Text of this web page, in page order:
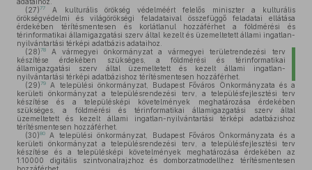
(27)77
A kulturális örökség védelméért felelős miniszter a kulturális
örökségvédelmi és világörökségi feladataival összefüggő feladatai ellátása
érdekében térítésmentesen és korlátlanul hozzáférhet a földmérési és
térinformatikai államigazgatási szerv által kezelt és üzemeltetett állami ingatlan-
nyilvántartási térképi adatbázis adataihoz.
(28)78
A vármegyei önkormányzat a vármegyei területrendezési terv
készítése érdekében szükséges, a földmérési és térinformatikai
államigazgatási szerv által üzemeltetett és kezelt állami ingatlan-
nyilvántartási térképi adatbázishoz térítésmentesen hozzáférhet.
(29)79
A települési önkormányzat, Budapest Főváros Önkormányzata és a
kerületi önkormányzat a településrendezési terv, a településfejlesztési terv
készítése és a településképi követelmények meghatározása érdekében
szükséges, a földmérési és térinformatikai államigazgatási szerv által
üzemeltetett és kezelt állami ingatlan-nyilvántartási térképi adatbázishoz
térítésmentesen hozzáférhet.
(30)80
A települési önkormányzat, Budapest Főváros Önkormányzata és a
kerületi önkormányzat a településrendezési terv, a településfejlesztési terv
készítése és a településképi követelmények meghatározása érdekében az
1:10000 digitális szintvonalrajzhoz és domborzatmodellhez térítésmentesen